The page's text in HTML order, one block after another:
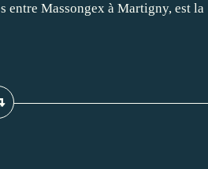
entre Massongex à Martigny, est la